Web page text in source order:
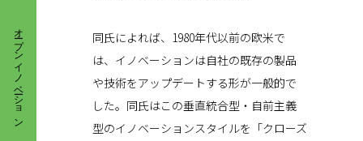
オープンイノベーション
同氏によれば、1980年代以前の欧米で
は、イノベーションは自社の既存の製品
や技術をアップデートする形が一般的で
した。同氏はこの垂直統合型・自前主義
型のイノベーションスタイルを「クローズ